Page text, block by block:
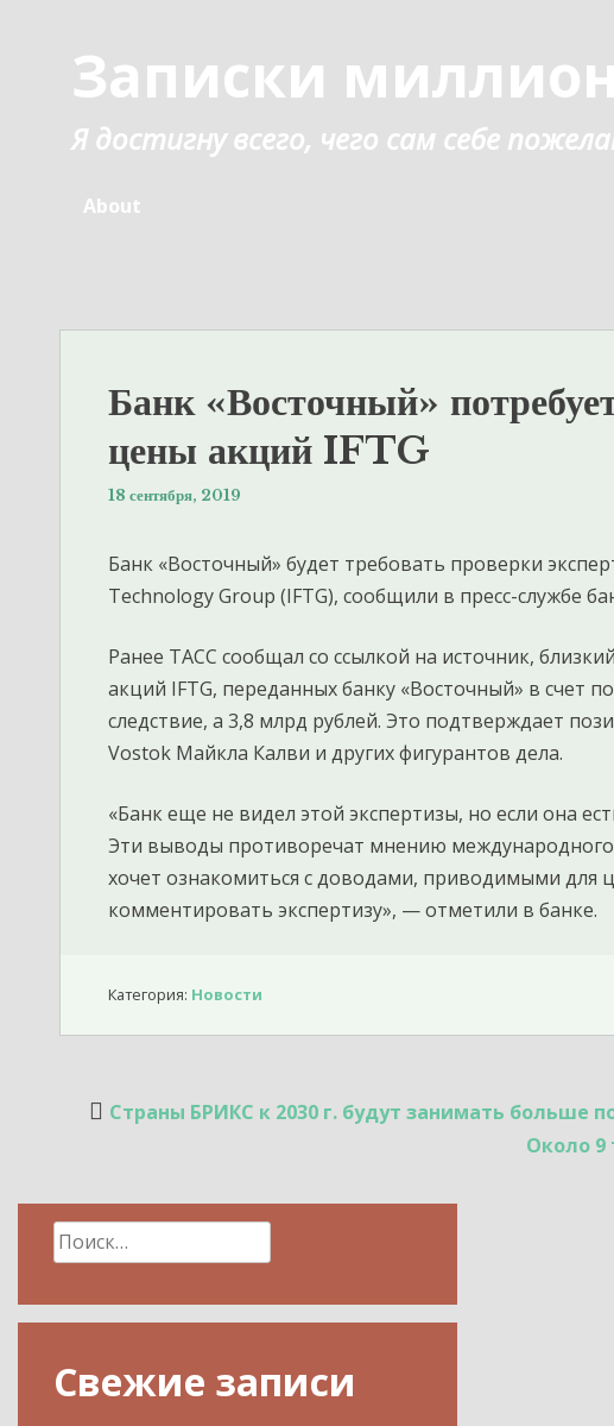
содержаниюЗаписки
Я достигну всего, чего сам себе
About
Банк «Восточный»
цены акций IFTG
18 сентября, 2019
Банк «Восточный» будет требовать проверки
Technology Group (IFTG), сообщили в пресс-службе
Ранее ТАСС сообщал со ссылкой на источник,
акций IFTG, переданных банку «Восточный» в счет
следствие, а 3,8 млрд рублей. Это подтверждает
Vostok Майкла Калви и других фигурантов дела.
«Банк еще не видел этой экспертизы, но если она
Эти выводы противоречат мнению
хочет ознакомиться с доводами, приводимыми для
комментировать экспертизу», — отметили в банке.
Категория: Новости
Навигация
Страны БРИКС к 2030 г. будут занимать больше
Около 9
Найти:
Свежие записи